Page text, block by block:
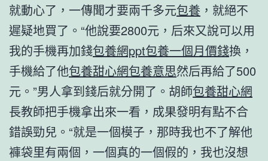
就動心了，一傳聞才要兩千多元包養 ，就絕不
遲疑地買了。“他說要2800元，后來又說可以用
我的手機再加錢包養網ppt包養一個月價錢換，
手機給了他包養甜心網包養意思然后再給了500
元。”男人拿到錢后就分開了。胡師包養甜心網
長教師把手機拿出來一看，成果發明有點不合
錯誤勁兒。“就是一個模子，那時我也不了解他
褲袋里有兩個，一個真的一個假的，我也沒想